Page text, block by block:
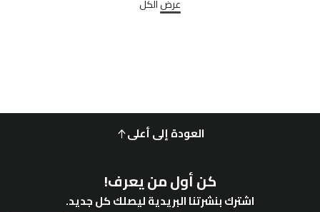
عرض الكل
العودة إلى أعلى
كن أول من يعرف!
اشترك بنشرتنا البريدية ليصلك كل جديد.